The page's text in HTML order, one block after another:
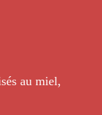
au miel,